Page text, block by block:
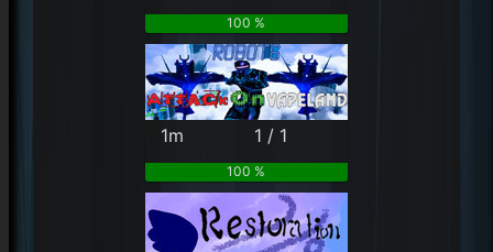
100 %
1m 1 / 1
100 %